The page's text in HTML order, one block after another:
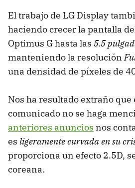
El trabajo de LG Display
haciendo crecer la pantalla
Optimus G hasta las 5.5
manteniendo la resolución
una densidad de píxeles de
Nos ha resultado extraño que
comunicado no se haga
anteriores anuncios nos
es ligeramente curvada en su
proporciona un efecto 2.5D,
coreana.